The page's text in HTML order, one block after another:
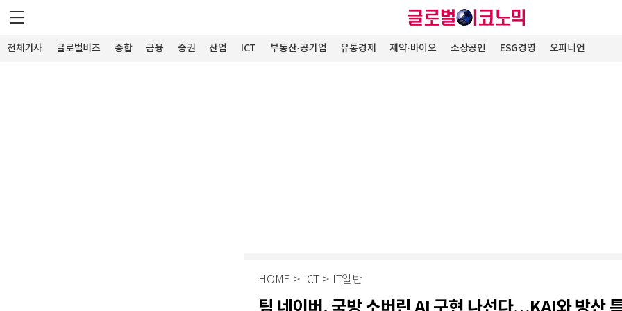
전체기사 글로벌비즈 종합 금융 증권 산업 ICT 부동산·공기업 유통경제 제약∙바이오 소상공인 ESG경영 오피니언
HOME > ICT > IT일반